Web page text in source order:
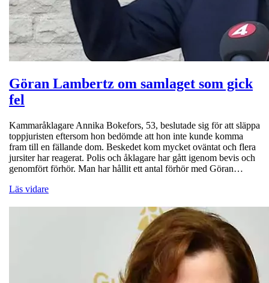
Göran Lambertz om samlaget som gick
fel
Kammaråklagare Annika Bokefors, 53, beslutade sig för att släppa
toppjuristen eftersom hon bedömde att hon inte kunde komma
fram till en fällande dom. Beskedet kom mycket oväntat och flera
jursiter har reagerat. Polis och åklagare har gått igenom bevis och
genomfört förhör. Man har hållit ett antal förhör med Göran…
Läs vidare